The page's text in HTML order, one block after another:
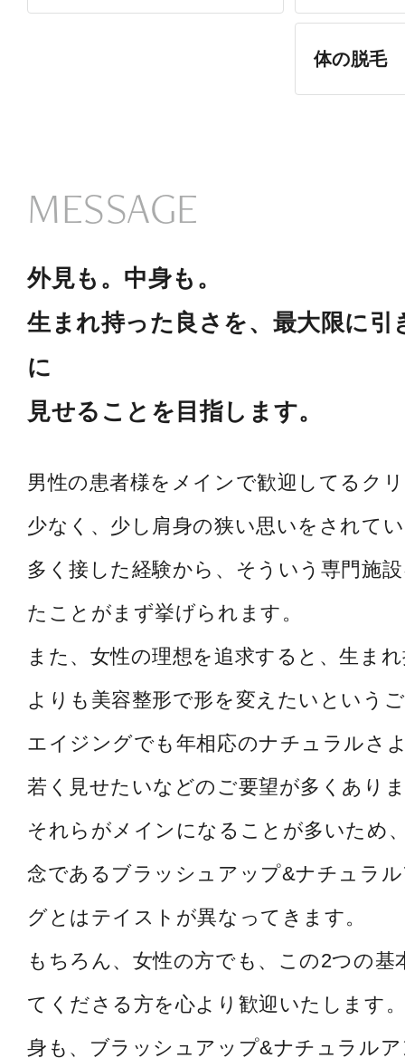
体の脱毛
MESSAGE
外見も。中身も。
生まれ持った良さを、最大限に引
に
見せることを目指します。
男性の患者様をメインで歓迎してるク
少なく、少し肩身の狭い思いをされて
多く接した経験から、そういう専門施
たことがまず挙げられます。
また、女性の理想を追求すると、生ま
よりも美容整形で形を変えたいという
エイジングでも年相応のナチュラルさ
若く見せたいなどのご要望が多くあり
それらがメインになることが多いため
念であるブラッシュアップ&ナチュラ
グとはテイストが異なってきます。
もちろん、女性の方でも、この2つの基
てくださる方を心より歓迎いたします
身も、ブラッシュアップ&ナチュラル